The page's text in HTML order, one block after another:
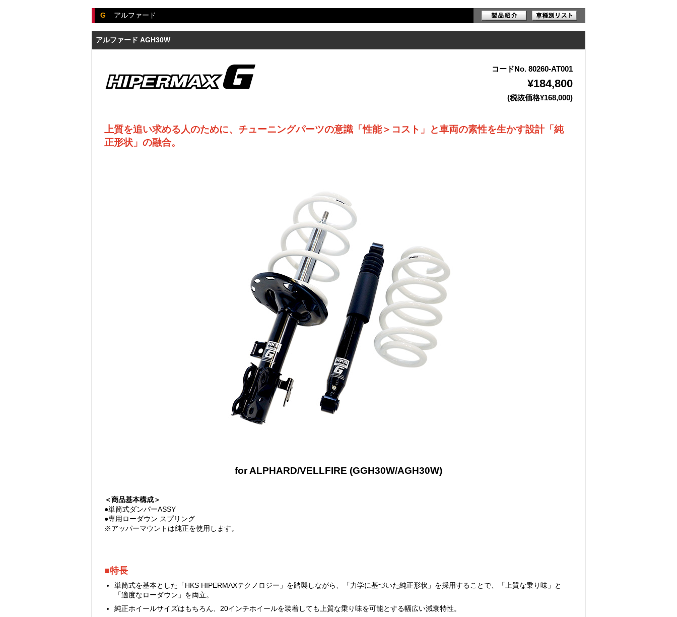
G アルファード
アルファード AGH30W
コードNo. 80260-AT001
¥184,800
(税抜価格¥168,000)
上質を追い求める人のために、チューニングパーツの意識「性能＞コスト」と車両の素性を生かす設計「純
正形状」の融合。
for ALPHARD/VELLFIRE (GGH30W/AGH30W)
＜商品基本構成＞
●単筒式ダンパーASSY
●専用ローダウン スプリング
※アッパーマウントは純正を使用します。
■特長
単筒式を基本とした「HKS HIPERMAXテクノロジー」を踏襲しながら、「力学に基づいた純正形状」を採用することで、「上質な乗り味」と
「適度なローダウン」を両立。
純正ホイールサイズはもちろん、20インチホイールを装着しても上質な乗り味を可能とする幅広い減衰特性。